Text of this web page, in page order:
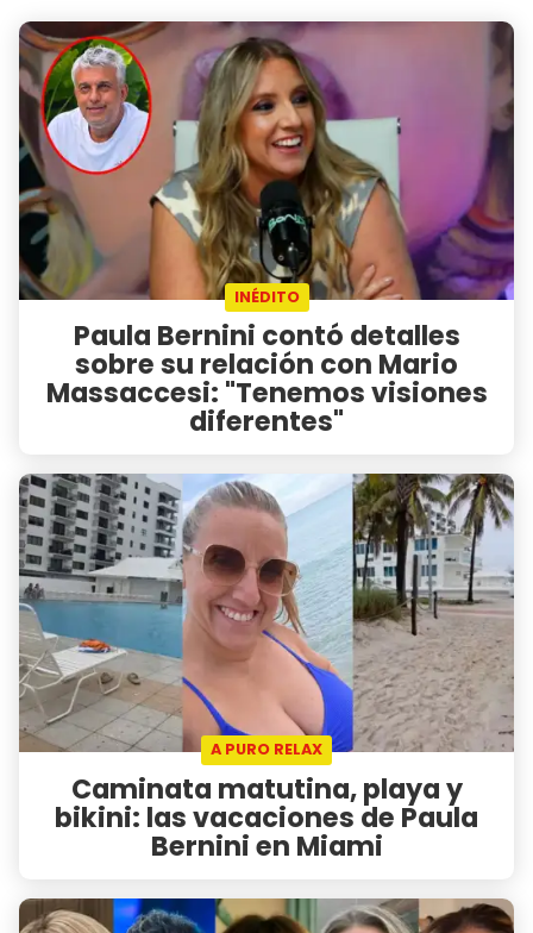
INÉDITO
Paula Bernini contó detalles
sobre su relación con Mario
Massaccesi: "Tenemos visiones
diferentes"
A PURO RELAX
Caminata matutina, playa y
bikini: las vacaciones de Paula
Bernini en Miami